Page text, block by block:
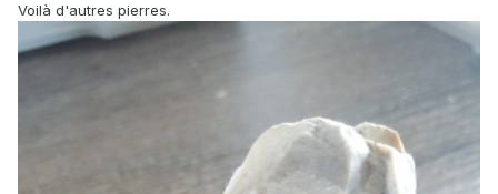
Voilà d'autres pierres.